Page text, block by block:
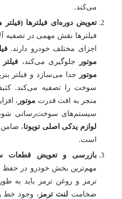
می‌کند.
تعویض دوره‌ای فیلترها (فیلتر
فیلترها نقش مهمی در تصفیه
اجزای مختلف خودرو دارند.
موتور
جلوگیری می‌کند،
موتور
جدا می‌سازد و فیلتر
سوخت را تصفیه می‌کند.
منجر به افت قدرت موتور ،
سیستم‌های سوخت‌رسانی شود.
لوازم یدکی اصلی تویوتا، ضامن
است.
بازرسی و تعویض قطعات
مهم‌ترین بخش خودرو در حفظ
ترمز و روغن ترمز باید به
ضخامت لنت ترمز ، وجود خط